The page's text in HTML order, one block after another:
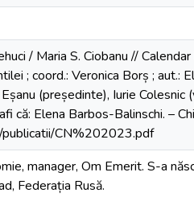
/ Maria S. Ciobanu //
; coord.: Veronica Borș ; aut.:
(președinte), Iurie
că: Elena Barbos-Balinschi. –
CN%202023.pdf
manager, Om Emerit. S-a
Federația Rusă.